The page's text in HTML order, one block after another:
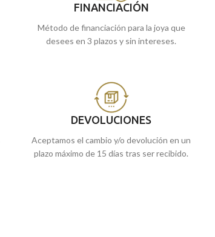
FINANCIACIÓN
Método de financiación para la joya que
desees en 3 plazos y sin intereses.
DEVOLUCIONES
Aceptamos el cambio y/o devolución en un
plazo máximo de 15 días tras ser recibido.